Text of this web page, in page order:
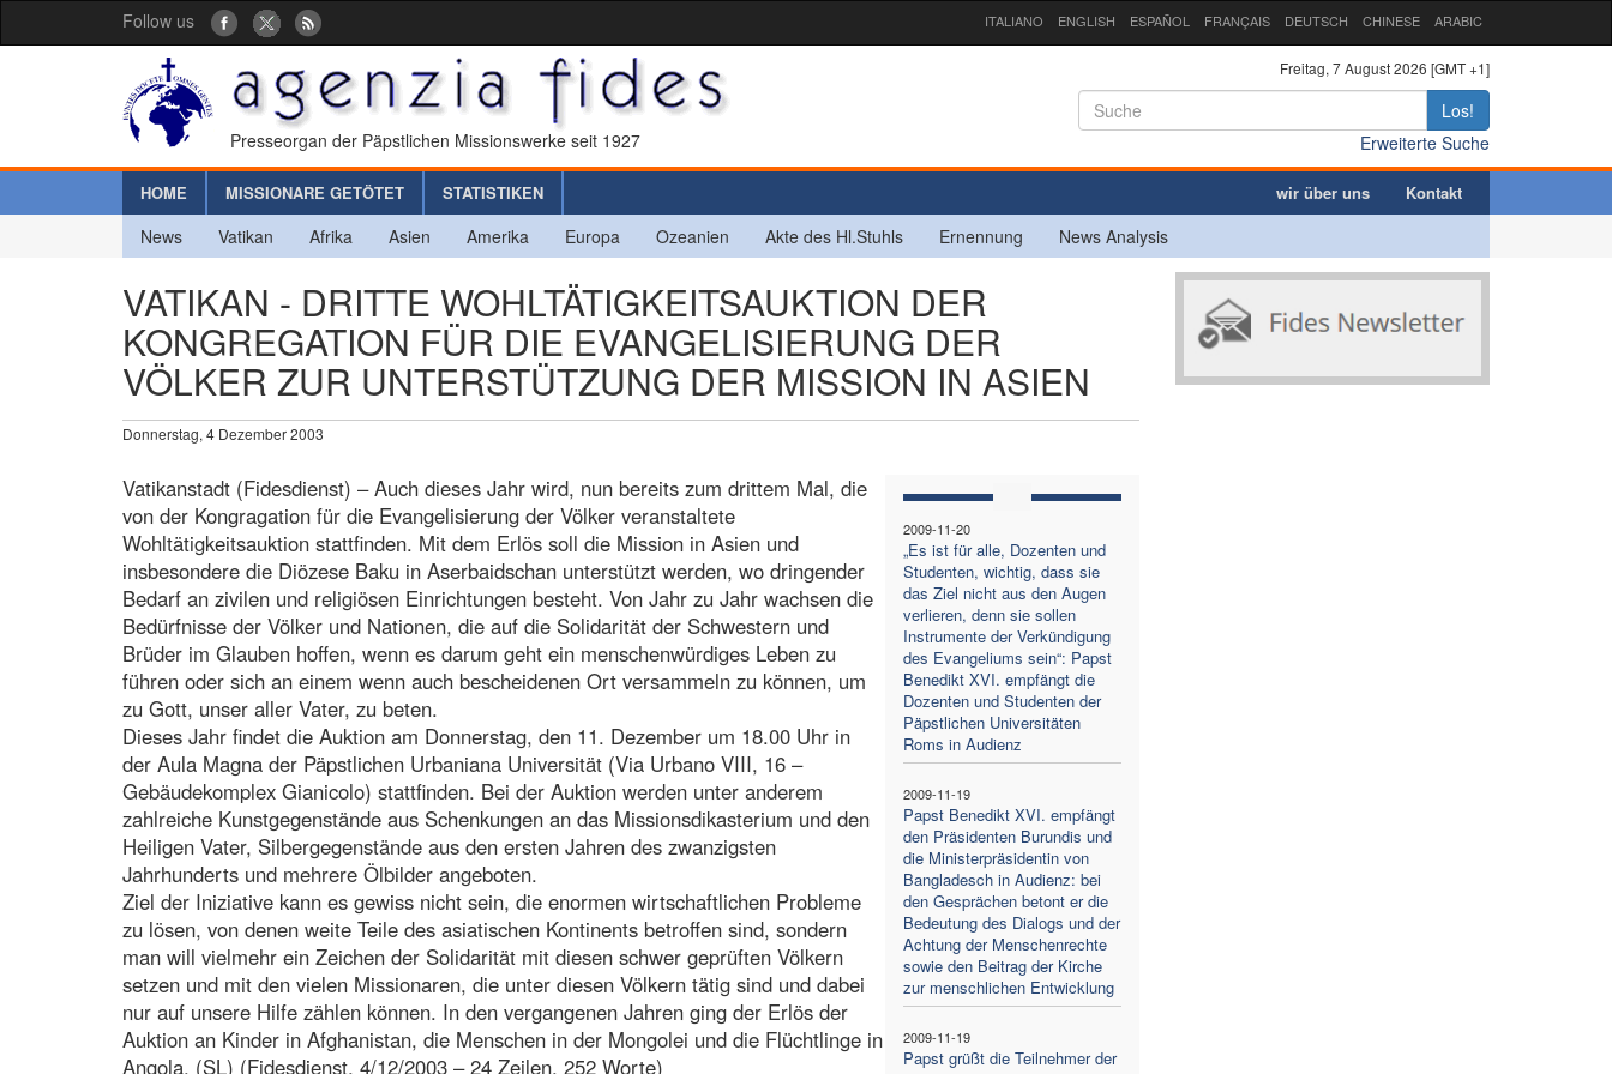
Follow us ITALIANO ENGLISH ESPAÑOL FRANÇAIS DEUTSCH CHINESE ARABIC
Presseorgan der Päpstlichen Missionswerke seit 1927
Freitag, 7 August 2026 [GMT +1]
Los!
Erweiterte Suche
HOME MISSIONARE GETÖTET STATISTIKEN wir über uns Kontakt
News Vatikan Afrika Asien Amerika Europa Ozeanien Akte des Hl.Stuhls Ernennung News Analysis
VATIKAN - DRITTE WOHLTÄTIGKEITSAUKTION DER
KONGREGATION FÜR DIE EVANGELISIERUNG DER
VÖLKER ZUR UNTERSTÜTZUNG DER MISSION IN ASIEN
Donnerstag, 4 Dezember 2003
2009-11-20
„Es ist für alle, Dozenten und
Studenten, wichtig, dass sie
das Ziel nicht aus den Augen
verlieren, denn sie sollen
Instrumente der Verkündigung
des Evangeliums sein“: Papst
Benedikt XVI. empfängt die
Dozenten und Studenten der
Päpstlichen Universitäten
Roms in Audienz
2009-11-19
Papst Benedikt XVI. empfängt
den Präsidenten Burundis und
die Ministerpräsidentin von
Bangladesch in Audienz: bei
den Gesprächen betont er die
Bedeutung des Dialogs und der
Achtung der Menschenrechte
sowie den Beitrag der Kirche
zur menschlichen Entwicklung
2009-11-19
Papst grüßt die Teilnehmer der
Vatikanstadt (Fidesdienst) – Auch dieses Jahr wird, nun bereits zum drittem Mal, die
von der Kongragation für die Evangelisierung der Völker veranstaltete
Wohltätigkeitsauktion stattfinden. Mit dem Erlös soll die Mission in Asien und
insbesondere die Diözese Baku in Aserbaidschan unterstützt werden, wo dringender
Bedarf an zivilen und religiösen Einrichtungen besteht. Von Jahr zu Jahr wachsen die
Bedürfnisse der Völker und Nationen, die auf die Solidarität der Schwestern und
Brüder im Glauben hoffen, wenn es darum geht ein menschenwürdiges Leben zu
führen oder sich an einem wenn auch bescheidenen Ort versammeln zu können, um
zu Gott, unser aller Vater, zu beten.
Dieses Jahr findet die Auktion am Donnerstag, den 11. Dezember um 18.00 Uhr in
der Aula Magna der Päpstlichen Urbaniana Universität (Via Urbano VIII, 16 –
Gebäudekomplex Gianicolo) stattfinden. Bei der Auktion werden unter anderem
zahlreiche Kunstgegenstände aus Schenkungen an das Missionsdikasterium und den
Heiligen Vater, Silbergegenstände aus den ersten Jahren des zwanzigsten
Jahrhunderts und mehrere Ölbilder angeboten.
Ziel der Iniziative kann es gewiss nicht sein, die enormen wirtschaftlichen Probleme
zu lösen, von denen weite Teile des asiatischen Kontinents betroffen sind, sondern
man will vielmehr ein Zeichen der Solidarität mit diesen schwer geprüften Völkern
setzen und mit den vielen Missionaren, die unter diesen Völkern tätig sind und dabei
nur auf unsere Hilfe zählen können. In den vergangenen Jahren ging der Erlös der
Auktion an Kinder in Afghanistan, die Menschen in der Mongolei und die Flüchtlinge in
Angola. (SL) (Fidesdienst, 4/12/2003 – 24 Zeilen, 252 Worte)